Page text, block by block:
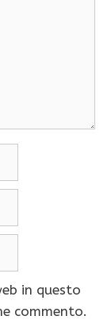
in questo
commento.